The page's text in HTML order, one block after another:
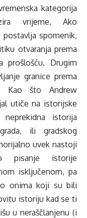
kategorija
vrijeme. Ako
spomenik,
otvaranja prema
prošlošću. Drugim
granice prema
Kao što Andrew
utiče na istorijske
istorija
ili gradskog
uvek nastoji
pisanje istorije
isključenom, pa
onima koji su bili
istoriju kad se ti
u neraščlanjenu (i